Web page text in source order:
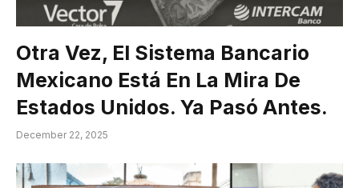
Otra Vez, El Sistema Bancario
Mexicano Está En La Mira De
Estados Unidos. Ya Pasó Antes.
December 22, 2025